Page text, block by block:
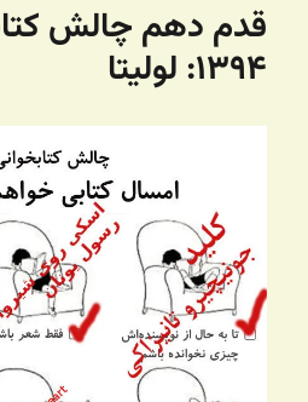
قدم دهم چالش
۱۳۹۴: لولیتا